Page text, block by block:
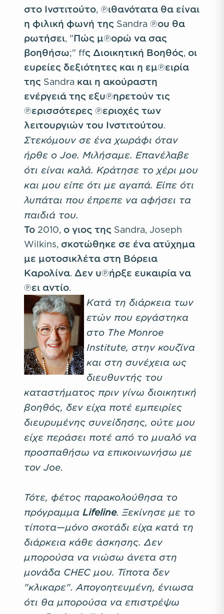
στο Ινστιτούτο, πιθανότατα θα είναι
η φιλική φωνή της Sandra που θα
ρωτήσει, "Πώς μπορώ να σας
βοηθήσω;" Ως Διοικητική Βοηθός, οι
ευρείες δεξιότητες και η εμπειρία
της Sandra και η ακούραστη
ενέργειά της εξυπηρετούν τις
περισσότερες περιοχές των
λειτουργιών του Ινστιτούτου.
Στεκόμουν σε ένα χωράφι όταν
ήρθε ο Joe. Μιλήσαμε. Επανέλαβε
ότι είναι καλά. Κράτησε το χέρι μου
και μου είπε ότι με αγαπά. Είπε ότι
λυπάται που έπρεπε να αφήσει τα
παιδιά του.
Το 2010, ο γιος της Sandra, Joseph
Wilkins, σκοτώθηκε σε ένα ατύχημα
με μοτοσικλέτα στη Βόρεια
Καρολίνα. Δεν υπήρξε ευκαιρία να
πει αντίο.
Κατά τη διάρκεια των
ετών που εργάστηκα
στο The Monroe
Institute, στην κουζίνα
και στη συνέχεια ως
διευθυντής του
καταστήματος πριν γίνω διοικητική
βοηθός, δεν είχα ποτέ εμπειρίες
διευρυμένης συνείδησης, ούτε μου
είχε περάσει ποτέ από το μυαλό να
προσπαθήσω να επικοινωνήσω με
τον Joe.
Τότε, φέτος παρακολούθησα το
πρόγραμμα Lifeline. Ξεκίνησε με το
τίποτα—μόνο σκοτάδι είχα κατά τη
διάρκεια κάθε άσκησης. Δεν
μπορούσα να νιώσω άνετα στη
μονάδα CHEC μου. Τίποτα δεν
"κλικαρε". Απογοητευμένη, ένιωσα
ότι θα μπορούσα να επιστρέψω